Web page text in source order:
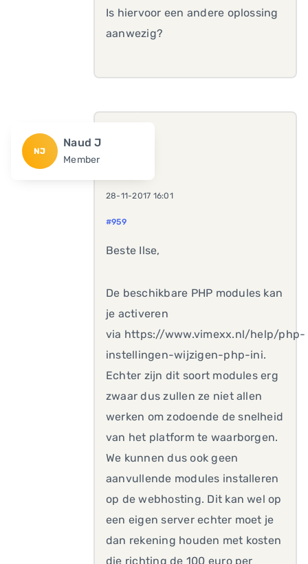
Is hiervoor een andere oplossing
aanwezig?
NJ
Naud J
Member
28-11-2017 16:01
#959
Beste Ilse,
De beschikbare PHP modules kan
je activeren
via https://www.vimexx.nl/help/php-
instellingen-wijzigen-php-ini.
Echter zijn dit soort modules erg
zwaar dus zullen ze niet allen
werken om zodoende de snelheid
van het platform te waarborgen.
We kunnen dus ook geen
aanvullende modules installeren
op de webhosting. Dit kan wel op
een eigen server echter moet je
dan rekening houden met kosten
die richting de 100 euro per